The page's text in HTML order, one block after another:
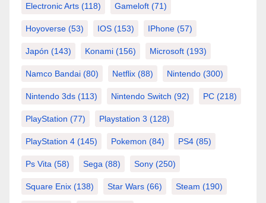
Electronic Arts (118) Gameloft (71)
Hoyoverse (53) IOS (153) IPhone (57)
Japón (143) Konami (156) Microsoft (193)
Namco Bandai (80) Netflix (88) Nintendo (300)
Nintendo 3ds (113) Nintendo Switch (92) PC (218)
PlayStation (77) Playstation 3 (128)
PlayStation 4 (145) Pokemon (84) PS4 (85)
Ps Vita (58) Sega (88) Sony (250)
Square Enix (138) Star Wars (66) Steam (190)